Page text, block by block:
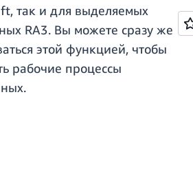
так и для выделяемых
RA3. Вы можете сразу же
этой функцией, чтобы
рабочие процессы